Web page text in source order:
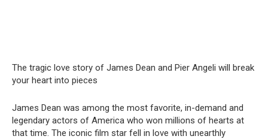
The tragic love story of James Dean and Pier Angeli will break
your heart into pieces
James Dean was among the most favorite, in-demand and
legendary actors of America who won millions of hearts at
that time. The iconic film star fell in love with unearthly